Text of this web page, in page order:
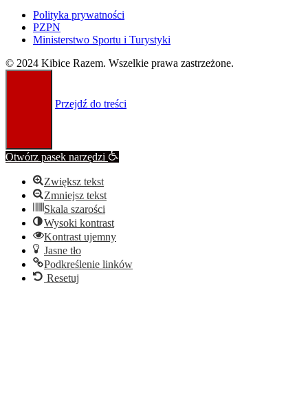
Polityka prywatności
PZPN
Ministerstwo Sportu i Turystyki
© 2024 Kibice Razem. Wszelkie prawa zastrzeżone.
Przejdź do treści
Otwórz pasek narzędzi
Zwiększ tekst
Zmniejsz tekst
Skala szarości
Wysoki kontrast
Kontrast ujemny
Jasne tło
Podkreślenie linków
Resetuj